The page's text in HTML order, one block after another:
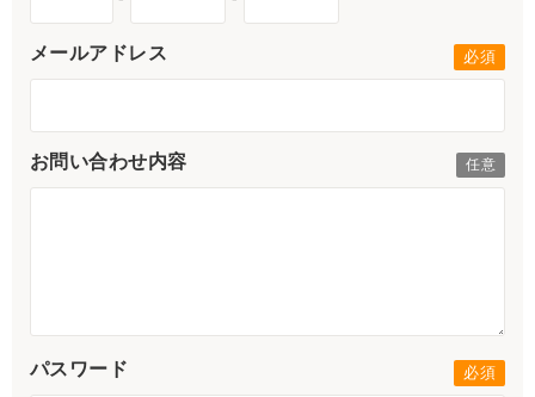
メールアドレス
お問い合わせ内容
パスワード